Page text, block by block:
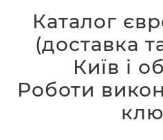
Каталог
(доставка
Київ і
Роботи